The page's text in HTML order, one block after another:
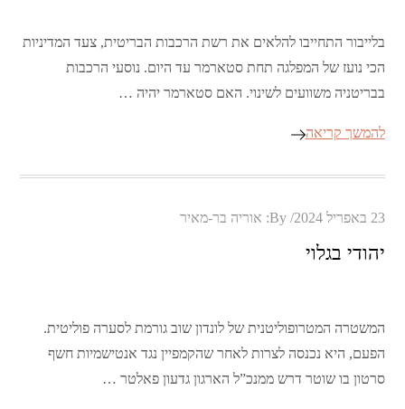
בלייבור התחייבו להלאים את רשת הרכבות הבריטית, צעד המדיניות
הכי נועז של המפלגה תחת סטארמר עד היום. נוסעי הרכבות
בבריטניה משוועים לשינוי. האם סטארמר יהיה …
להמשך קריאה
Posted
23 באפריל 2024 By: אוריה בר-מאיר
יהודי בגלוי
המשטרה המטרופוליטנית של לונדון שוב גורמת לסערה פוליטית.
הפעם, היא נכנסה לצרות לאחר שהקמפיין נגד אנטישמיות חשף
סרטון בו שוטר דרש ממנכ”ל הארגון גדעון פאלטר …